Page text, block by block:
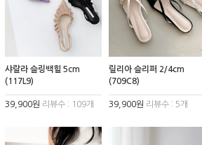
샤랄라 슬링백힐 5cm
(117L9)
39,900원 리뷰수 : 109개
릴리아 슬리퍼 2/4cm
(709C8)
39,900원 리뷰수 : 5개